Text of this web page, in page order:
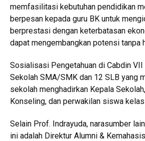
memfasilitasi kebutuhan pendidikan
berpesan kepada guru BK untuk
berprestasi dengan keterbatasan
dapat mengembangkan potensi tanpa
Sosialisasi Pengetahuan di Cabdin
Sekolah SMA/SMK dan 12 SLB yang
sekolah menghadirkan Kepala
Konseling, dan perwakilan siswa
Selain Prof. Indrayuda, narasumber
ini adalah Direktur Alumni &